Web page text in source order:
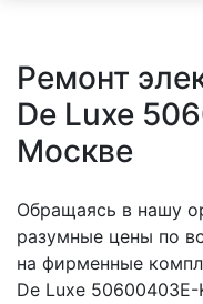
Ремонт
De Luxe
Москве
Обращаясь в нашу
разумные цены по
на фирменные
De Luxe